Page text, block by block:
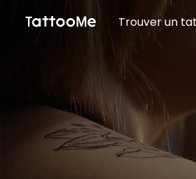
Trouver un